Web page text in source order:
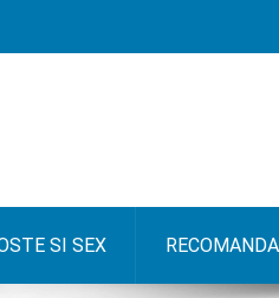
SI SEX